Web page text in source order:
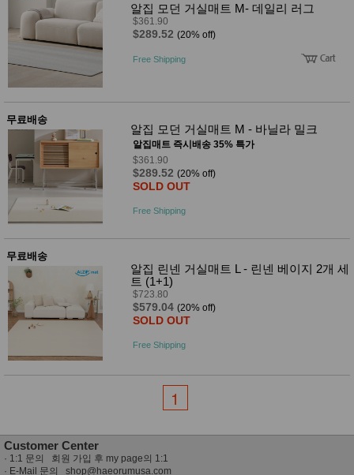
유아 이
유식
아기띠/
품
건강/미
성장발
달교육
패
션
어른내
의
유/아동
내의
가방/지
패션/잡
화
생
활제
일상 돋
보기
품
생활/욕
Pet
Supplies
문 공연/행
알집 모던 거실매트 M- 데일리 러그
$361.90
$289.52 (20% off)
Free Shipping
무료배송
알집 모던 거실매트 M - 바닐라 밀크
알집매트 즉시배송 35% 특가
$361.90
$289.52 (20% off)
SOLD OUT
Free Shipping
무료배송
알집 린넨 거실매트 L - 린넨 베이지 2개 세
트 (1+1)
$723.80
$579.04 (20% off)
SOLD OUT
Free Shipping
1
Customer Center
· 1:1 문의 회원 가입 후 my page의 1:1
· E-Mail 문의 shop@haeorumusa.com